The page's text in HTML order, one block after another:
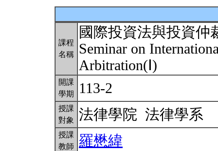
課程
名稱
國際投資法與投資仲
Seminar on
Arbitration(Ⅰ)
開課
學期
113-2
授課
對象
法律學院 法律學系
授課
教師
羅懋緯